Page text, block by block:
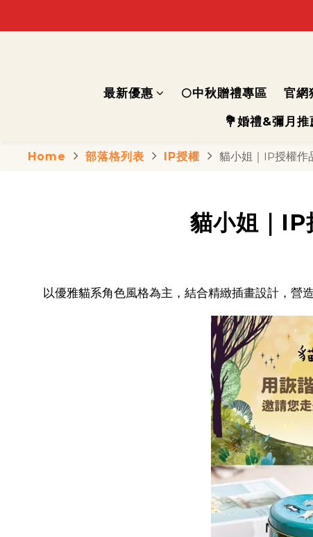
最新優惠
🌕中秋贈禮專區 官網
💐婚禮&彌月推
Home 部落格列表 IP授權 貓小姐｜IP授權作
貓小姐｜IP
以優雅貓系角色風格為主，結合精緻插畫設計，營